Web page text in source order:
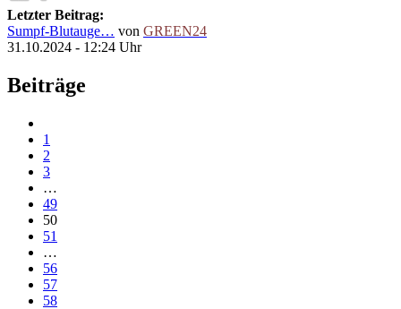
Letzter Beitrag:
Sumpf-Blutauge… von GREEN24
31.10.2024 - 12:24 Uhr
Beiträge
1
2
3
…
49
50
51
…
56
57
58